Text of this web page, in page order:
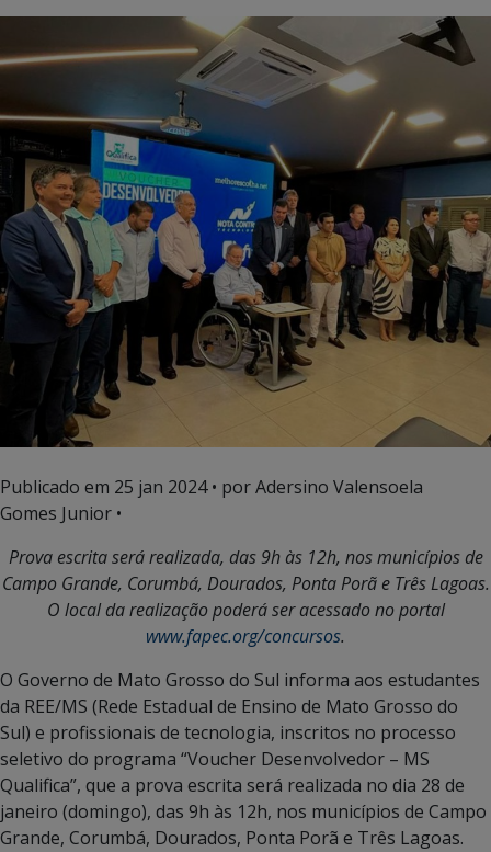
Publicado em 25 jan 2024• por Adersino Valensoela
Gomes Junior •
Prova escrita será realizada, das 9h às 12h, nos municípios de
Campo Grande, Corumbá, Dourados, Ponta Porã e Três Lagoas.
O local da realização poderá ser acessado no portal
www.fapec.org/concursos.
O Governo de Mato Grosso do Sul informa aos estudantes
da REE/MS (Rede Estadual de Ensino de Mato Grosso do
Sul) e profissionais de tecnologia, inscritos no processo
seletivo do programa “Voucher Desenvolvedor – MS
Qualifica”, que a prova escrita será realizada no dia 28 de
janeiro (domingo), das 9h às 12h, nos municípios de Campo
Grande, Corumbá, Dourados, Ponta Porã e Três Lagoas.